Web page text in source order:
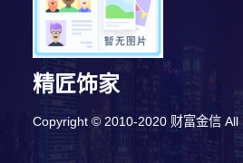
精匠饰家
Copyright © 2010-2020 财富金信 All